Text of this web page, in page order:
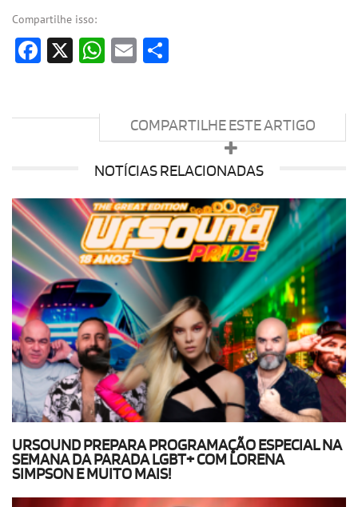
Compartilhe isso:
Facebook
X WhatsApp
Email
COMPARTILHE ESTE ARTIGO
NOTÍCIAS RELACIONADAS
URSOUND PREPARA PROGRAMAÇÃO ESPECIAL NA
SEMANA DA PARADA LGBT+ COM LORENA
SIMPSON E MUITO MAIS!